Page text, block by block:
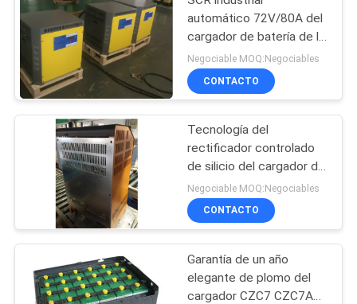
Estabilizador
eléctrico
36
neumáticos sólidos
de la carretilla
elevadora
automático 72V/80A del
cargador de batería de la
carretilla elevadora del
rectificador de diodo
Negociable MOQ:Negociables
CONTACTO
Tecnología del
rectificador controlado
de silicio del cargador de
batería de la carretilla
elevadora de CZB5C
100A 48V
Negociable MOQ:Negociables
CONTACTO
Garantía de un año
elegante de plomo del
cargador CZC7 CZC7A